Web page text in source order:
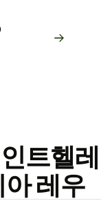
트헬레
레우